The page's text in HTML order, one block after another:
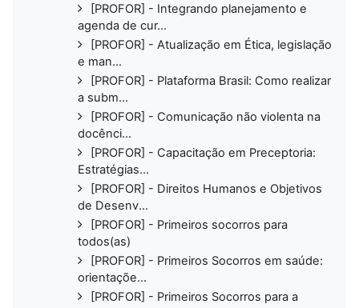
[PROFOR] - Integrando planejamento e
agenda de cur...
[PROFOR] - Atualização em Ética, legislação
e man...
[PROFOR] - Plataforma Brasil: Como realizar
a subm...
[PROFOR] - Comunicação não violenta na
docênci...
[PROFOR] - Capacitação em Preceptoria:
Estratégias...
[PROFOR] - Direitos Humanos e Objetivos
de Desenv...
[PROFOR] - Primeiros socorros para
todos(as)
[PROFOR] - Primeiros Socorros em saúde:
orientaçõe...
[PROFOR] - Primeiros Socorros para a